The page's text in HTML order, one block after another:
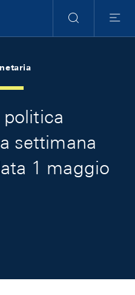
Ricerca
Menu
settimana
1 maggio